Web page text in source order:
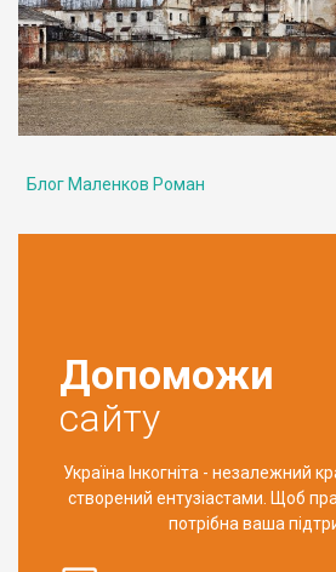
Блог Маленков Роман
Допоможи
сайту
Україна Інкогніта - незалежний
створений ентузіастами. Щоб
потрібна ваша